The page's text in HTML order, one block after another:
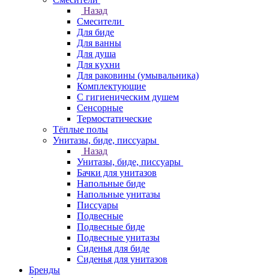
Назад
Смесители
Для биде
Для ванны
Для душа
Для кухни
Для раковины (умывальника)
Комплектующие
С гигиеническим душем
Сенсорные
Термостатические
Тёплые полы
Унитазы, биде, писсуары
Назад
Унитазы, биде, писсуары
Бачки для унитазов
Напольные биде
Напольные унитазы
Писсуары
Подвесные
Подвесные биде
Подвесные унитазы
Сиденья для биде
Сиденья для унитазов
Бренды